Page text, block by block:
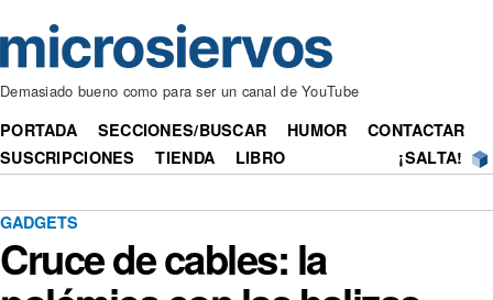
Demasiado bueno como para ser un canal de YouTube
PORTADA SECCIONES/BUSCAR HUMOR
CONTACTAR
SUSCRIPCIONES
TIENDA LIBRO ¡SALTA!
GADGETS
Cruce de cables: la